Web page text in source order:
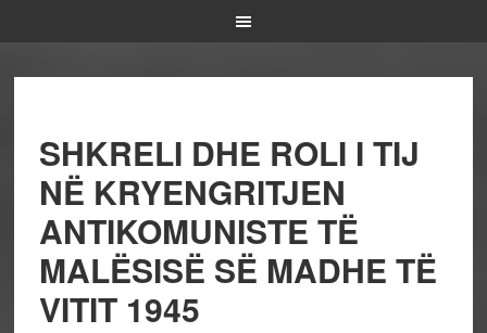
SHKRELI DHE ROLI I TIJ
NË KRYENGRITJEN
ANTIKOMUNISTE TË
MALËSISË SË MADHE TË
VITIT 1945